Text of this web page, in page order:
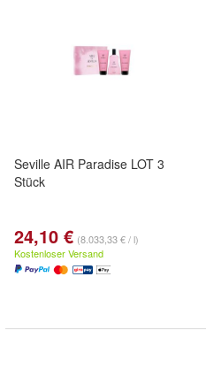
Seville AIR Paradise LOT 3
Stück
24,10 € (8.033,33 € / l)
Kostenloser Versand